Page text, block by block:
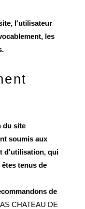
l'utilisateur
les
du site
soumis aux
d'utilisation, qui
tenus de
de
CHATEAU DE